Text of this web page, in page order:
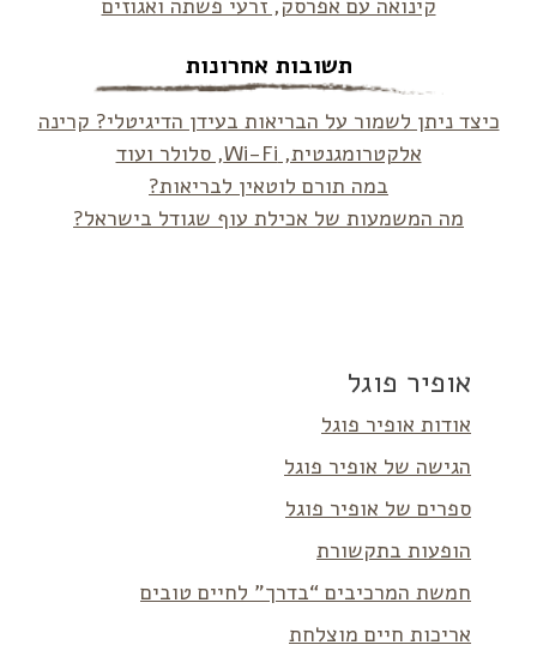
קינואה עם אפרסק, זרעי פשתה ואגוזים
תשובות אחרונות
כיצד ניתן לשמור על הבריאות בעידן הדיגיטלי? קרינה
אלקטרומגנטית, Wi-Fi, סלולר ועוד
במה תורם לוטאין לבריאות?
מה המשמעות של אכילת עוף שגודל בישראל?
אופיר פוגל
אודות אופיר פוגל
הגישה של אופיר פוגל
ספרים של אופיר פוגל
הופעות בתקשורת
חמשת המרכיבים “בדרך” לחיים טובים
אריכות חיים מוצלחת